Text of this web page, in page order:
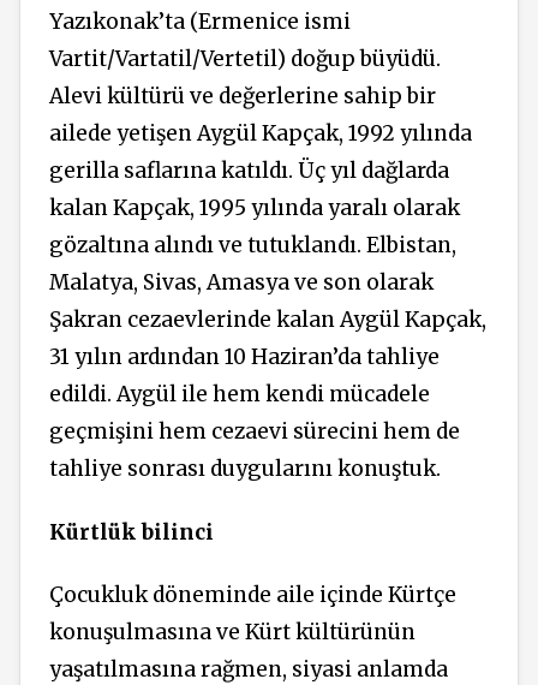
Yazıkonak’ta (Ermenice ismi
Vartit/Vartatil/Vertetil) doğup büyüdü.
Alevi kültürü ve değerlerine sahip bir
ailede yetişen Aygül Kapçak, 1992 yılında
gerilla saflarına katıldı. Üç yıl dağlarda
kalan Kapçak, 1995 yılında yaralı olarak
gözaltına alındı ve tutuklandı. Elbistan,
Malatya, Sivas, Amasya ve son olarak
Şakran cezaevlerinde kalan Aygül Kapçak,
31 yılın ardından 10 Haziran’da tahliye
edildi. Aygül ile hem kendi mücadele
geçmişini hem cezaevi sürecini hem de
tahliye sonrası duygularını konuştuk.
Kürtlük bilinci
Çocukluk döneminde aile içinde Kürtçe
konuşulmasına ve Kürt kültürünün
yaşatılmasınarağmen, siyasi anlamda